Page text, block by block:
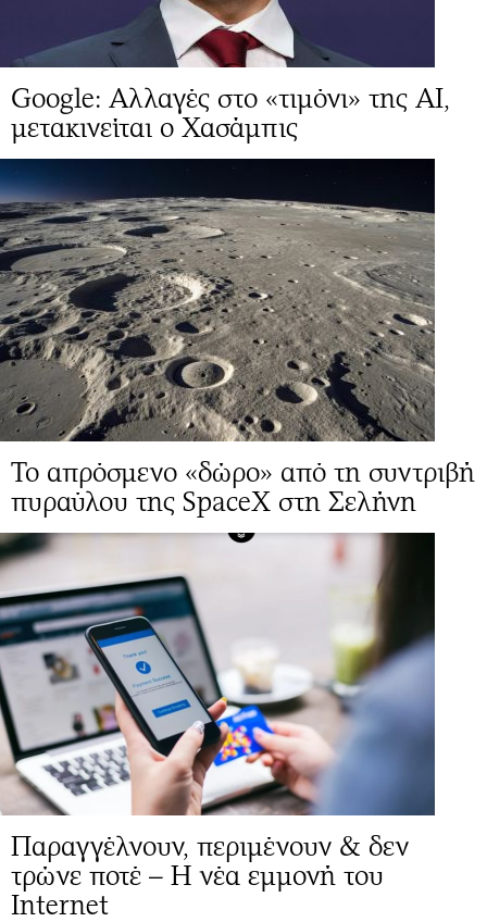
Google: Αλλαγές στo «τιμόνι» της ΑΙ,
μετακινείται ο Χασάμπις
Το απρόσμενο «δώρο» από τη συντριβή
πυραύλου της SpaceX στη Σελήνη
Παραγγέλνουν, περιμένουν & δεν
τρώνε ποτέ – Η νέα εμμονή του
Internet